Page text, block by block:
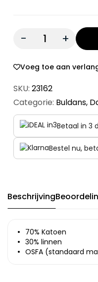
Quantity:
Voeg toe aan
SKU: 23162
Categorie: Buldans,
Betaal in 3
Bestel nu,
Beschrijving
70% Katoen
30% linnen
OSFA (standaard